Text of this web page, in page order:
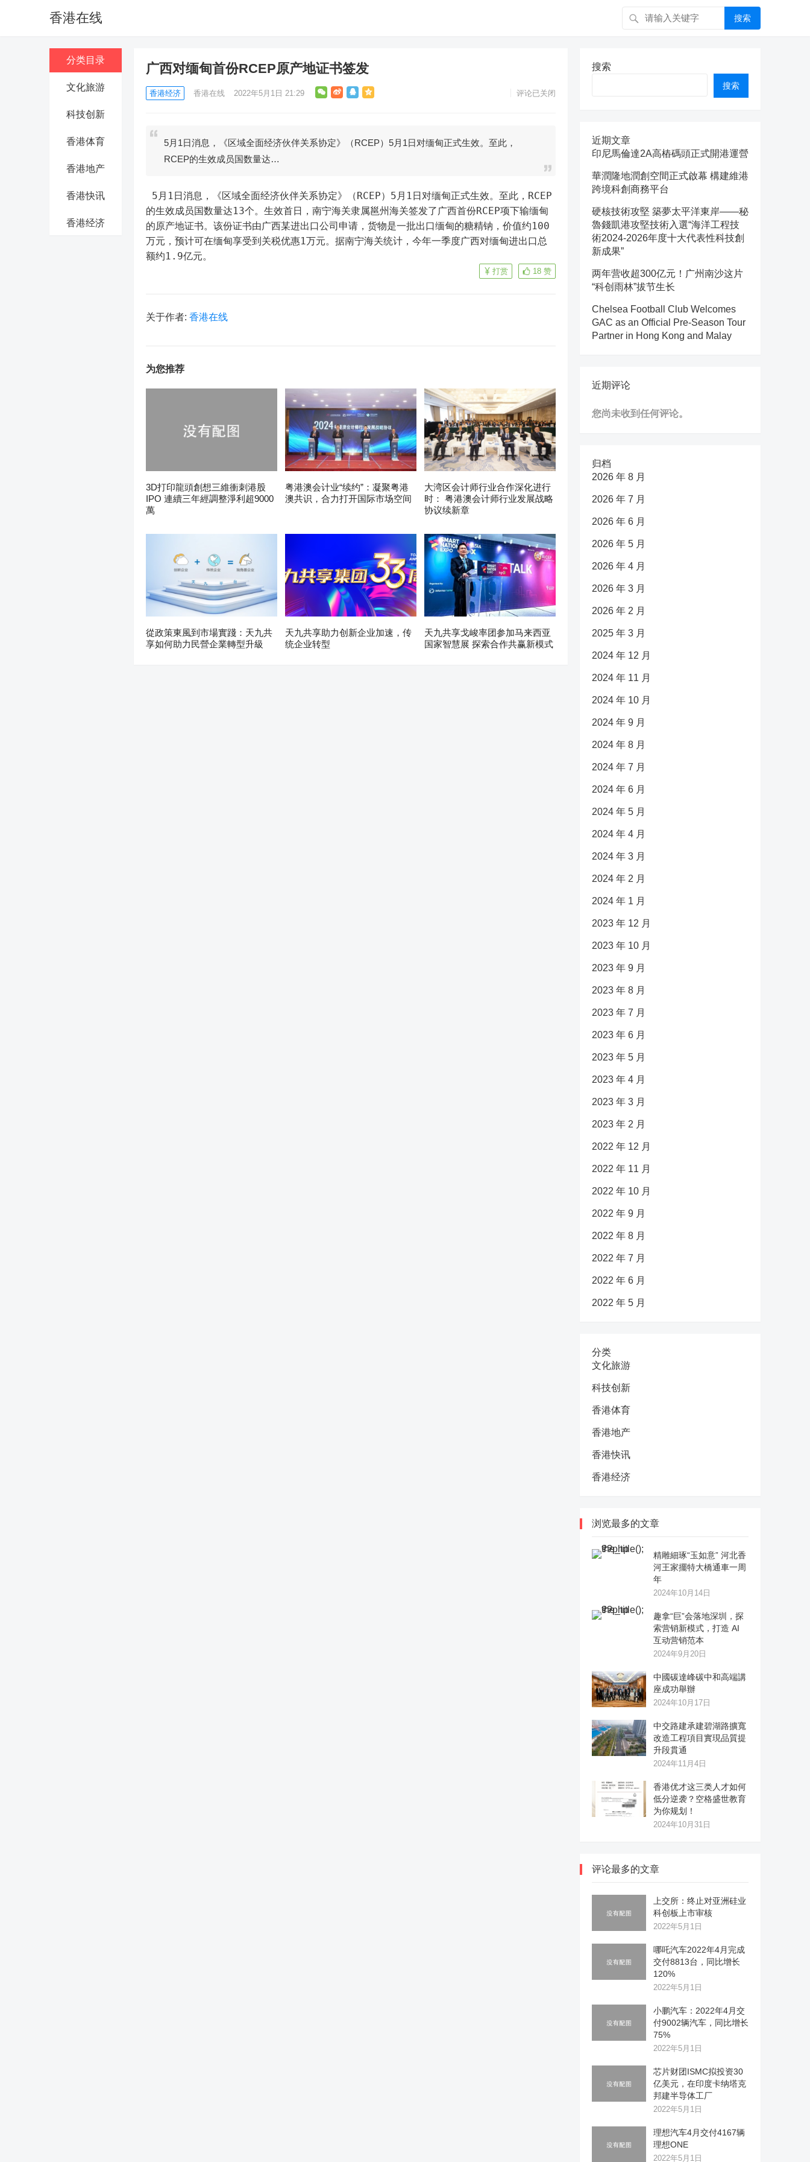
香港在线 搜索
分类目录
文化旅游
科技创新
香港体育
香港地产
香港快讯
香港经济
广西对缅甸首份RCEP原产地证书签发
香港经济 香港在线 2022年5月1日 21:29 评论已关闭
5月1日消息，《区域全面经济伙伴关系协定》（RCEP）5月1日对缅甸正式生效。至此，
RCEP的生效成员国数量达…
的生效成员国数量达13个。生效首日，南宁海关隶属邕州海关签发了广西首份RCEP项下输缅甸
的原产地证书。该份证书由广西某进出口公司申请，货物是一批出口缅甸的糖精钠，价值约100
万元，预计可在缅甸享受到关税优惠1万元。据南宁海关统计，今年一季度广西对缅甸进出口总
额约1.9亿元。
18 赞
打赏
关于作者: 香港在线
为您推荐
3D打印龍頭創想三維衝刺港股
IPO 連續三年經調整淨利超9000
萬
粤港澳会计业“续约”：凝聚粤港
澳共识，合力打开国际市场空间
大湾区会计师行业合作深化进行
时： 粤港澳会计师行业发展战略
协议续新章
從政策東風到市場實踐：天九共
享如何助力民營企業轉型升級
天九共享助力创新企业加速，传
统企业转型
天九共享戈峻率团参加马来西亚
国家智慧展 探索合作共赢新模式
搜索
搜索
近期文章
印尼馬倫達2A高樁碼頭正式開港運營
華潤隆地潤創空間正式啟幕 構建維港
跨境科創商務平台
硬核技術攻堅 築夢太平洋東岸——秘
魯錢凱港攻堅技術入選“海洋工程技
術2024-2026年度十大代表性科技創
新成果”
两年营收超300亿元！广州南沙这片
“科创雨林”拔节生长
Chelsea Football Club Welcomes
GAC as an Official Pre-Season Tour
Partner in Hong Kong and Malay
近期评论
您尚未收到任何评论。
归档
2026 年 8 月
2026 年 7 月
2026 年 6 月
2026 年 5 月
2026 年 4 月
2026 年 3 月
2026 年 2 月
2025 年 3 月
2024 年 12 月
2024 年 11 月
2024 年 10 月
2024 年 9 月
2024 年 8 月
2024 年 7 月
2024 年 6 月
2024 年 5 月
2024 年 4 月
2024 年 3 月
2024 年 2 月
2024 年 1 月
2023 年 12 月
2023 年 10 月
2023 年 9 月
2023 年 8 月
2023 年 7 月
2023 年 6 月
2023 年 5 月
2023 年 4 月
2023 年 3 月
2023 年 2 月
2022 年 12 月
2022 年 11 月
2022 年 10 月
2022 年 9 月
2022 年 8 月
2022 年 7 月
2022 年 6 月
2022 年 5 月
分类
文化旅游
科技创新
香港体育
香港地产
香港快讯
香港经济
浏览最多的文章
精雕細琢“玉如意” 河北香
河王家擺特大橋通車一周
年
2024年10月14日
趣拿“巨”会落地深圳，探
索营销新模式，打造 AI
互动营销范本
2024年9月20日
中國碳達峰碳中和高端講
座成功舉辦
2024年10月17日
中交路建承建碧湖路擴寬
改造工程項目實現品質提
升段貫通
2024年11月4日
香港优才这三类人才如何
低分逆袭？空格盛世教育
为你规划！
2024年10月31日
评论最多的文章
上交所：终止对亚洲硅业
科创板上市审核
2022年5月1日
哪吒汽车2022年4月完成
交付8813台，同比增长
120%
2022年5月1日
小鹏汽车：2022年4月交
付9002辆汽车，同比增长
75%
2022年5月1日
芯片财团ISMC拟投资30
亿美元，在印度卡纳塔克
邦建半导体工厂
2022年5月1日
理想汽车4月交付4167辆
理想ONE
2022年5月1日